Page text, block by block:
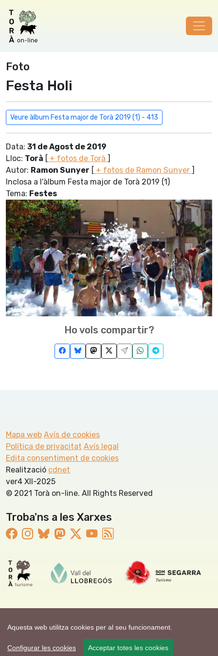
Aquesta web utilitza cookies per al seu funcionament.
Configurar les cookies Acceptar totes les cookies
Foto
Festa Holi
Veure àlbum Festa major de Torà 2019 (1) - 413
Data: 31 de Agost de 2019
Lloc: Torà [ + fotos de Torà ]
Autor: Ramon Sunyer [ + fotos de Ramon Sunyer ]
Inclosa a l'àlbum Festa major de Torà 2019 (1)
Tema: Festes
Ho vols compartir?
Mapa web Avís de cookies
Política de privacitat Avís legal
Edita consentiment de cookies
Realització cdnet
ver4 XII-2025
© 2021 Torà on-line. All Rights Reserved
Troba'ns a les Xarxes